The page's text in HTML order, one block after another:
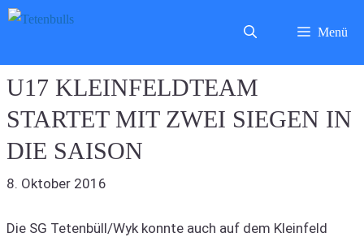
Zum
Menü
U17 KLEINFELDTEAM
STARTET MIT ZWEI SIEGEN IN
DIE SAISON
8. Oktober 2016
Die SG Tetenbüll/Wyk konnte auch auf dem Kleinfeld